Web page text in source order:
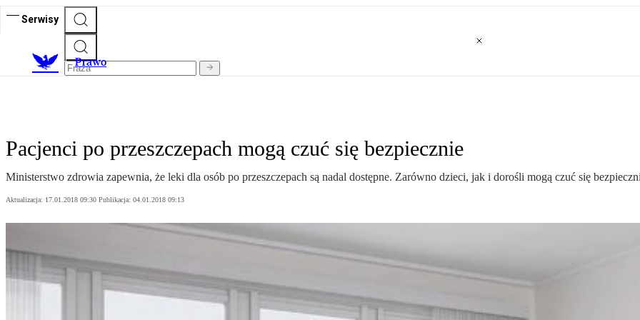
Serwisy
Prawo
Pacjenci po przeszczepach mogą czuć się bezpiecznie
Ministerstwo zdrowia zapewnia, że leki dla osób po przeszczepach są nadal dostępne. Zarówno dzieci, jak i dorośli mogą czuć się
Aktualizacja: 17.01.2018 09:30 Publikacja: 04.01.2018 09:13